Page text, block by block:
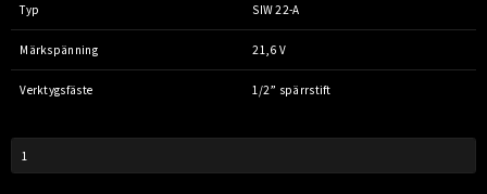
Typ SIW 22-A
Märkspänning 21,6 V
Verktygsfäste 1/2” spärrstift